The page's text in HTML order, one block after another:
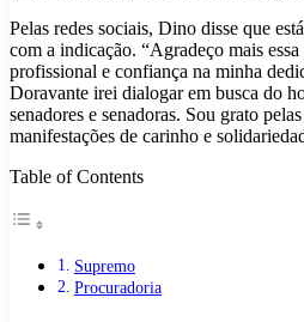
Pelas redes sociais, Dino disse que
com a indicação. “Agradeço mais
profissional e confiança na minha
Doravante irei dialogar em busca do
senadores e senadoras. Sou grato
manifestações de carinho e
Table of Contents
Supremo
Procuradoria